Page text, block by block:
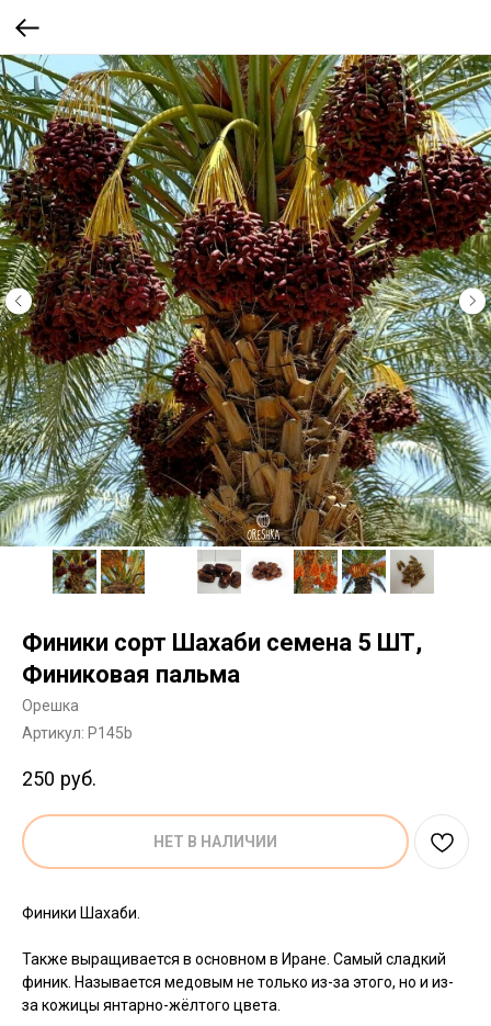
Финики сорт Шахаби семена 5 ШТ,
Финиковая пальма
Орешка
Артикул: P145b
250 руб.
НЕТ В НАЛИЧИИ
Финики Шахаби.
Также выращивается в основном в Иране. Самый сладкий
финик. Называется медовым не только из-за этого, но и из-
за кожицы янтарно-жёлтого цвета.